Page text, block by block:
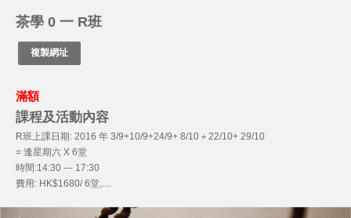
茶學 0 一 R班
滿額
課程及活動內容
R班上課日期: 2016 年 3/9+10/9+24/9+ 8/10＋22/10+ 29/10
= 逢星期六 X 6堂
時間:14:30 --- 17:30
費用: HK$1680/ 6堂,....